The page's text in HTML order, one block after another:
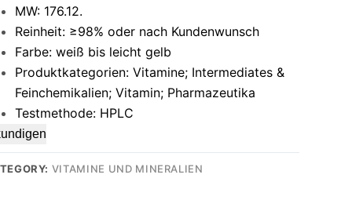
MW: 176.12.
Reinheit: ≥98% oder nach Kundenwunsch
Farbe: weiß bis leicht gelb
Produktkategorien: Vitamine; Intermediates &
Feinchemikalien; Vitamin; Pharmazeutika
Testmethode: HPLC
VITAMINE UND MINERALIEN